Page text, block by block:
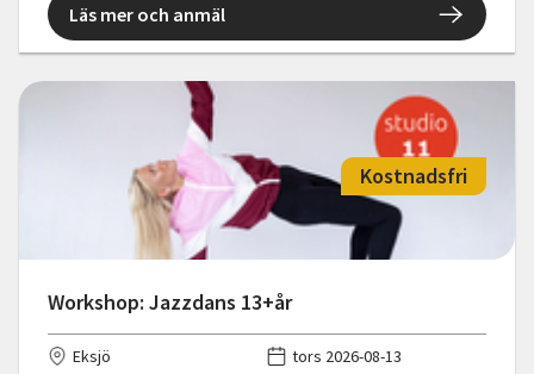
Läs mer och anmäl
Workshop: Jazzdans 13+år
Kostnadsfri
Eksjö
tors 2026-08-13